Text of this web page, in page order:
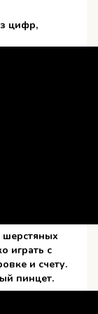
цифр,
шерстяных
играть с
и счету.
пинцет.